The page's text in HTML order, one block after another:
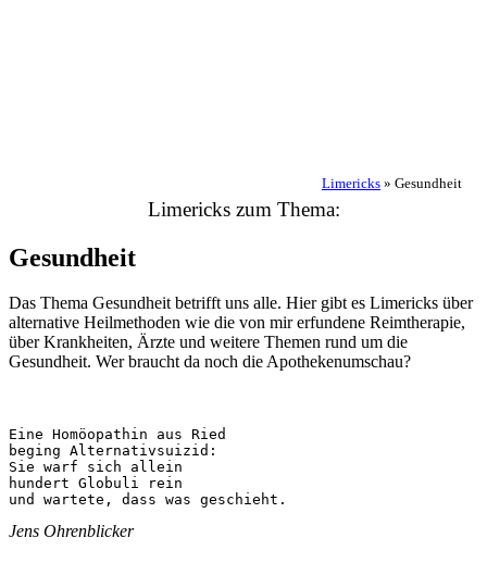
Limericks » Gesundheit
Limericks zum Thema:
Gesundheit
Das Thema Gesundheit betrifft uns alle. Hier gibt es Limericks über
alternative Heilmethoden wie die von mir erfundene Reimtherapie,
über Krankheiten, Ärzte und weitere Themen rund um die
Gesundheit. Wer braucht da noch die Apothekenumschau?
Eine Homöopathin aus Ried
beging Alternativsuizid:
Sie warf sich allein
hundert Globuli rein
und wartete, dass was geschieht.
Jens Ohrenblicker